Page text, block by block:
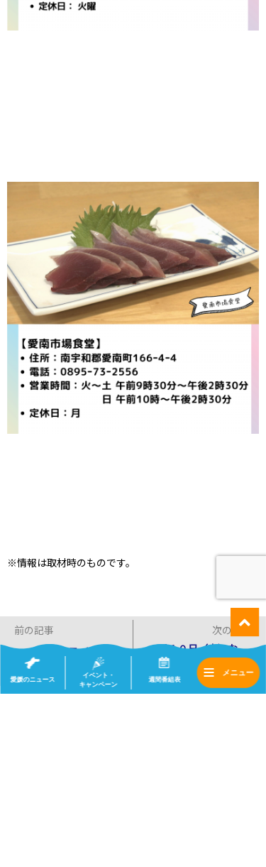
※情報は取材時のものです。
前の記事
５月２０日（土）な
るちか！ 店舗情報
次の記事
６月１０日（土）な
るちか！ 店舗情報
愛媛のニュース
イベント・
キャンペーン
週間番組表